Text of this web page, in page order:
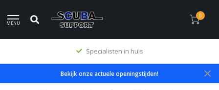
MENU
0
Specialisten in huis
Bekijk onze actuele openingstijden!